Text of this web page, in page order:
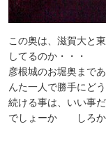
この奥は、滋賀大と
してるのか・・・
彦根城のお堀奥ま
んた一人で勝手にど
続ける事は、いい事
でしょーか しろか